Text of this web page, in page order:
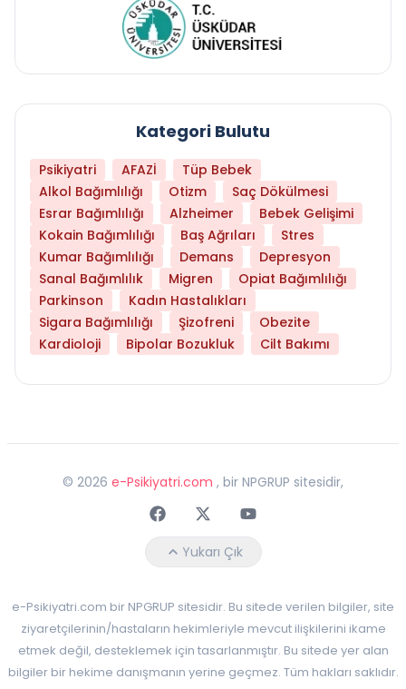
Kategori Bulutu
Psikiyatri AFAZİ
Tüp Bebek
Alkol Bağımlılığı
Otizm
Saç Dökülmesi
Esrar Bağımlılığı
Alzheimer
Bebek Gelişimi
Kokain Bağımlılığı
Baş Ağrıları
Stres
Kumar Bağımlılığı
Demans
Depresyon
Sanal Bağımlılık
Migren
Opiat Bağımlılığı
Parkinson
Kadın Hastalıkları
Sigara Bağımlılığı
Şizofreni
Obezite
Kardioloji
Bipolar Bozukluk Cilt Bakımı
© 2026 e-Psikiyatri.com , bir NPGRUP sitesidir,
FaceebokTwitterYoutube
Yukarı Çık
e-Psikiyatri.com bir NPGRUP sitesidir. Bu sitede verilen bilgiler, site
ziyaretçilerinin/hastaların hekimleriyle mevcut ilişkilerini ikame
etmek değil, desteklemek için tasarlanmıştır. Bu sitede yer alan
bilgiler bir hekime danışmanın yerine geçmez. Tüm hakları saklıdır.